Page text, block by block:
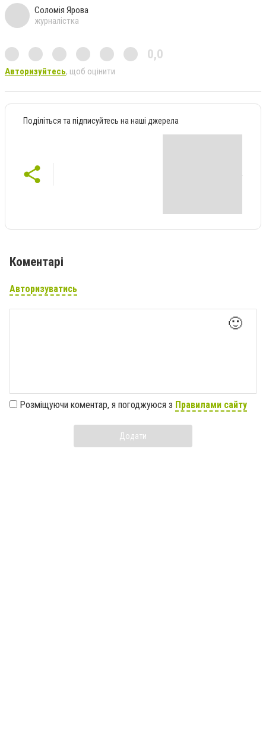
Соломія Ярова
журналістка
0,0
Авторизуйтесь, щоб оцінити
Поділіться та підписуйтесь на наші джерела
Коментарі
Авторизуватись
🙂
Розміщуючи коментар, я погоджуюся з Правилами сайту
Додати